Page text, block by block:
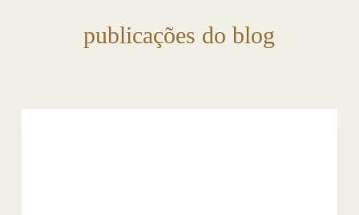
publicações do blog